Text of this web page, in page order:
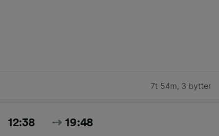
7t 54m, 3 bytter
12:38 19:48